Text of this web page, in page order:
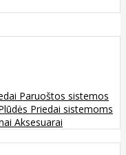
Paruoštos sistemos
Priedai sistemoms
Aksesuarai